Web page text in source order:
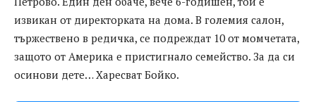
извикан от директорката на дома. В големия салон,
тържествено в редичка, се подреждат 10 от момчетата,
защото от Америка е пристигнало семейство. За да си
осинови дете… Харесват Бойко.